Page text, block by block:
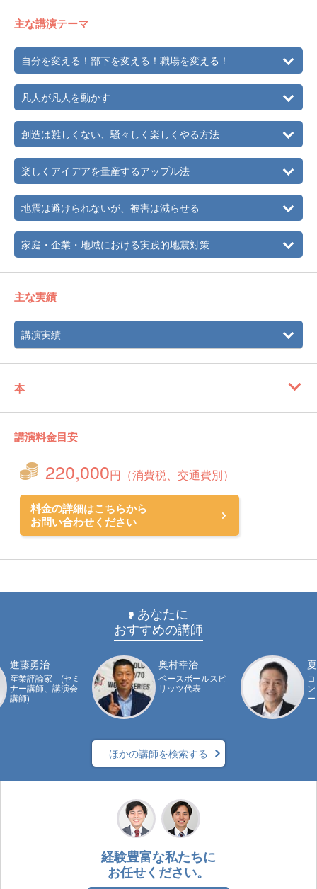
1989年
新日鉄定年退職
ヤルデア研究所設立 現在に至る
主な講演テーマ
自分を変える！部下を変える！職場を変える！
凡人が凡人を動かす
創造は難しくない、騒々しく楽しくやる方法
楽しくアイデアを量産するアップル法
地震は避けられないが、被害は減らせる
家庭・企業・地域における実践的地震対策
主な実績
講演実績
本
講演料金目安
220,000円（消費税、交通費別）
料金の詳細はこちらから
お問い合わせください
あなたに
おすすめの講師
進藤勇治
産業評論家 (セミ
ナー講師、講演会
講師)
奥村幸治
ベースボールスピ
リッツ代表
ー
ほかの講師を検索する
経験豊富な私たちに
お任せください。